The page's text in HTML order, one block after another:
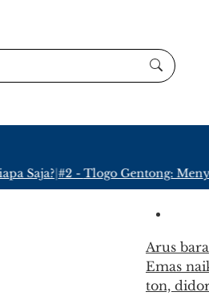
Saja?|#2 -Tlogo Gentong:
Arus
Emas
ton,